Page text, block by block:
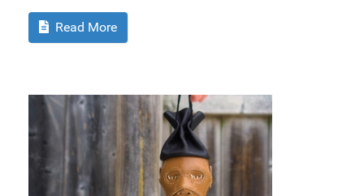
Read More